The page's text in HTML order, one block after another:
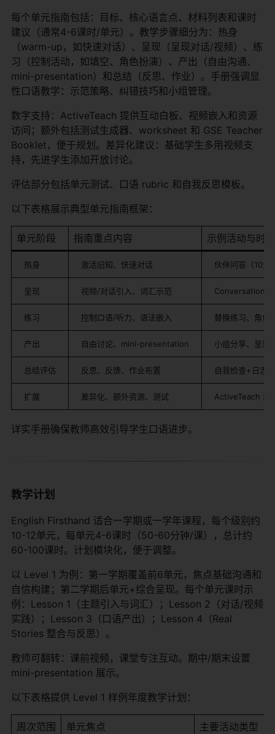
每个单元指南包括：目标、核心语言点、材料列表和课时
建议（通常4-6课时/单元）。教学步骤细分为：热身
（warm-up，如快速对话）、呈现（呈现对话/视频）、练
习（控制活动，如填空、角色扮演）、产出（自由沟通、
mini-presentation）和总结（反思、作业）。手册强调显
性口语教学：示范策略、纠错技巧和小组管理。
数字支持：ActiveTeach 提供互动白板、视频嵌入和资源
访问；额外包括测试生成器、worksheet 和 GSE Teacher
Booklet，便于规划。差异化建议：基础学生多用视频支
持，先进学生添加开放讨论。
评估部分包括单元测试、口语 rubric 和自我反思模板。
以下表格展示典型单元指南框架：
单元阶段 指南重点内容 示例活动与时
热身 激活旧知、快速对话 伙伴问答（10分
呈现 视频/对话引入、词汇示范 Conversation
练习 控制口语/听力、语法嵌入 替换练习、角色
产出 自由讨论、mini-presentation 小组分享、呈现
总结评估 反思、反馈、作业布置 自我检查+日志
扩展 差异化、额外资源、测试 ActiveTeach 游
详实手册确保教师高效引导学生口语进步。
教学计划
English Firsthand 适合一学期或一学年课程，每个级别约
10-12单元，每单元4-6课时（50-60分钟/课），总计约
60-100课时。计划模块化，便于调整。
以 Level 1 为例：第一学期覆盖前6单元，焦点基础沟通和
自信构建；第二学期后单元+综合呈现。每个单元课时示
例：Lesson 1（主题引入与词汇）；Lesson 2（对话/视频
实践）；Lesson 3（口语产出）；Lesson 4（Real
Stories 整合与反思）。
教师可翻转：课前视频，课堂专注互动。期中/期末设置
mini-presentation 展示。
以下表格提供 Level 1 样例年度教学计划：
周次范围 单元焦点 主要活动类型